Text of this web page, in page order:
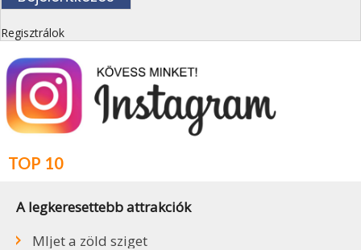
Regisztrálok
TOP 10
A legkeresettebb attrakciók
Mljet a zöld sziget